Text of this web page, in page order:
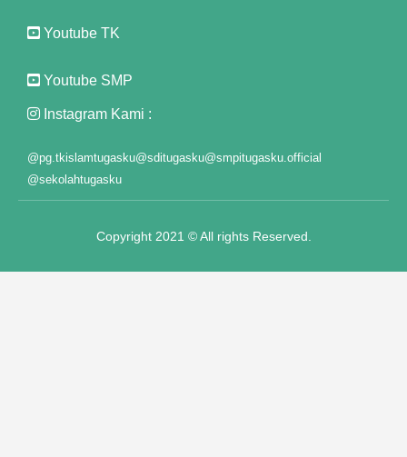
Panel
Panel
Panel
Panel
Panel
Youtube TK
Youtube SMP
Instagram Kami :
@pg.tkislamtugasku@sditugasku@smpitugasku.official
@sekolahtugasku
Copyright 2021 © All rights Reserved.